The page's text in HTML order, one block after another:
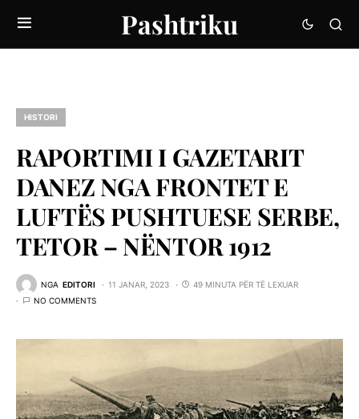
Pashtriku
HISTORI
RAPORTIMI I GAZETARIT
DANEZ NGA FRONTET E
LUFTËS PUSHTUESE SERBE,
TETOR – NËNTOR 1912
NGA EDITORI 11 JANAR, 2023
49 MINUTA PËR TË LEXUAR
NO COMMENTS